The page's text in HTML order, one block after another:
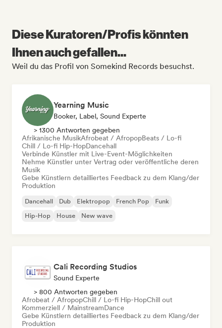
Diese Kuratoren/Profis könnten
Ihnen auch gefallen...
Weil du das Profil von Somekind Records besuchst.
Yearning Music
Booker, Label, Sound Experte
> 1300 Antworten gegeben
Afrikanische MusikAfrobeat / AfropopBeats / Lo-fi
Chill / Lo-fi Hip-HopDancehall
Verbinde Künstler mit Live-Event-Möglichkeiten
Nehme Künstler unter Vertrag oder veröffentliche deren
Musik
Gebe Künstlern detailliertes Feedback zu dem Klang/der
Produktion
Dancehall Dub Elektropop French Pop
Funk
Hip-Hop
House New wave
Cali Recording Studios
Sound Experte
> 800 Antworten gegeben
Afrobeat / AfropopChill / Lo-fi Hip-HopChill out
Kommerziell / MainstreamDance
Gebe Künstlern detailliertes Feedback zu dem Klang/der
Produktion